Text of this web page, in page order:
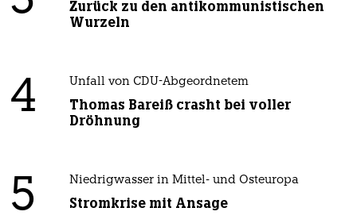
Zurück zu den antikommunistischen
Wurzeln
4 Unfall von CDU-Abgeordnetem
Thomas Bareiß crasht bei voller
Dröhnung
5 Niedrigwasser in Mittel- und Osteuropa
Stromkrise mit Ansage